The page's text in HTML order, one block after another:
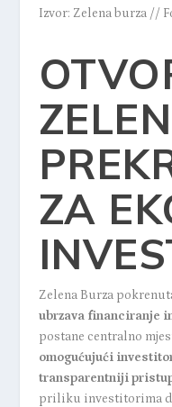
Izvor: Zelena burza //
ZA
Zelena Burza
ubrzava financiranje
postane centralno
omogućujući
transparentniji
priliku investitorima